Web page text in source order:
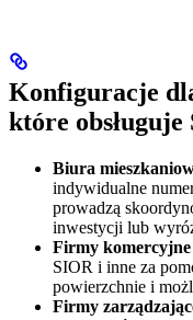
Konfiguracje
które obsługuje
Biura
indywidualne
prowadzą
inwestycji lub
Firmy komercyjne
SIOR i inne za
powierzchnie i
Firmy